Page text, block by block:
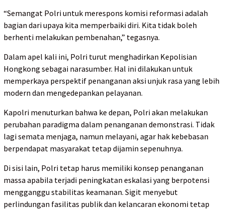
“Semangat Polri untuk merespons komisi reformasi adalah
bagian dari upaya kita memperbaiki diri. Kita tidak boleh
berhenti melakukan pembenahan,” tegasnya.
Dalam apel kali ini, Polri turut menghadirkan Kepolisian
Hongkong sebagai narasumber. Hal ini dilakukan untuk
memperkaya perspektif penanganan aksi unjuk rasa yang lebih
modern dan mengedepankan pelayanan.
Kapolri menuturkan bahwa ke depan, Polri akan melakukan
perubahan paradigma dalam penanganan demonstrasi. Tidak
lagi semata menjaga, namun melayani, agar hak kebebasan
berpendapat masyarakat tetap dijamin sepenuhnya.
Di sisi lain, Polri tetap harus memiliki konsep penanganan
massa apabila terjadi peningkatan eskalasi yang berpotensi
mengganggu stabilitas keamanan. Sigit menyebut
perlindungan fasilitas publik dan kelancaran ekonomi tetap